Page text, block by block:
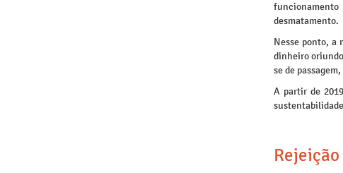
funcionamento
desmatamento.
Nesse ponto, a
dinheiro
se de
A partir de